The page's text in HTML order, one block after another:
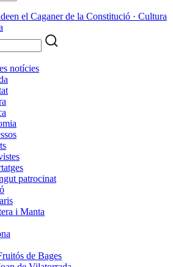
el Caganer de la Constitució · Cultura
notícies
patrocinat
i Manta
de Bages